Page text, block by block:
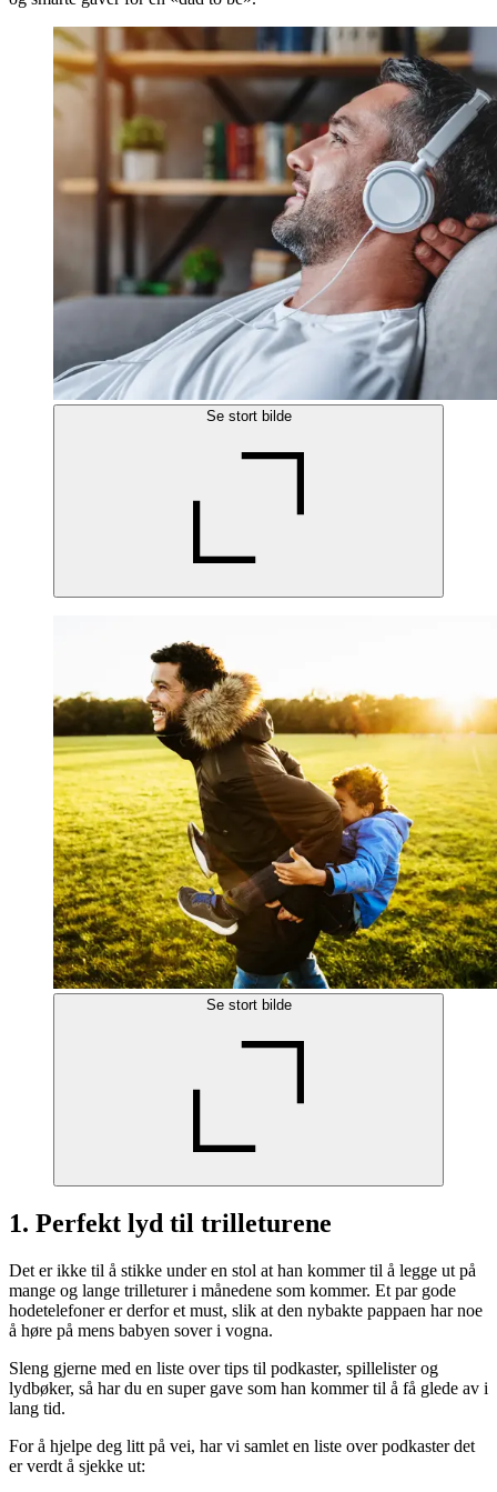
Se stort bilde
Se stort bilde
1. Perfekt lyd til trilleturene
Det er ikke til å stikke under en stol at han kommer til å legge ut på
mange og lange trilleturer i månedene som kommer. Et par gode
hodetelefoner er derfor et must, slik at den nybakte pappaen har noe
å høre på mens babyen sover i vogna.
Sleng gjerne med en liste over tips til podkaster, spillelister og
lydbøker, så har du en super gave som han kommer til å få glede av i
lang tid.
For å hjelpe deg litt på vei, har vi samlet en liste over podkaster det
er verdt å sjekke ut: